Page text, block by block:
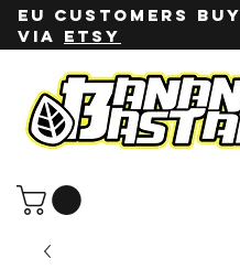
EU customers buy
via ETSY